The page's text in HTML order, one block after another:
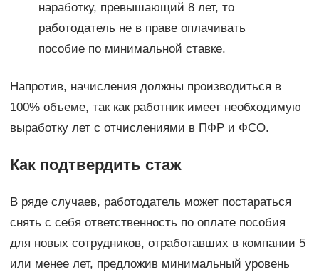
наработку, превышающий 8 лет, то
работодатель не в праве оплачивать
пособие по минимальной ставке.
Напротив, начисления должны производиться в
100% объеме, так как работник имеет необходимую
выработку лет с отчислениями в ПФР и ФСО.
Как подтвердить стаж
В ряде случаев, работодатель может постараться
снять с себя ответственность по оплате пособия
для новых сотрудников, отработавших в компании 5
или менее лет, предложив минимальный уровень